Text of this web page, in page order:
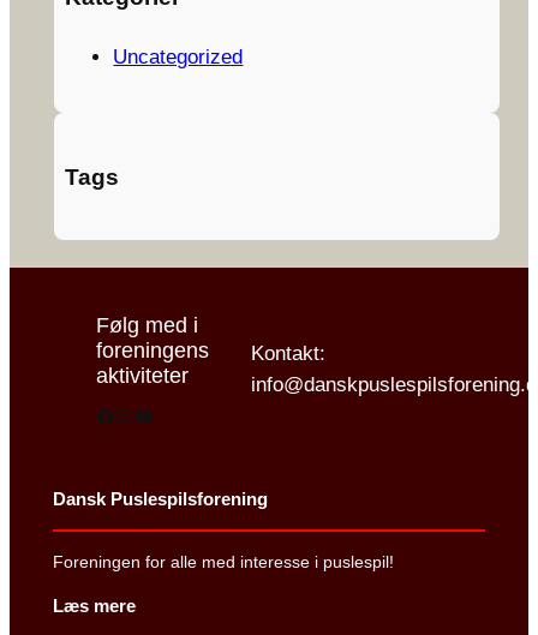
Uncategorized
Tags
Følg med i
foreningens
aktiviteter
Facebook
Instagram
YouTube
Kontakt:
Dansk Puslespilsforening
Foreningen for alle med interesse i puslespil!
Læs mere